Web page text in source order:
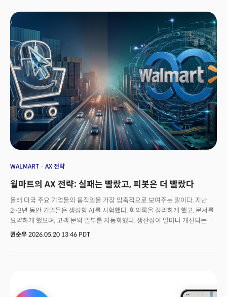
실시간으로 벌어지는 정보까지 확인, 정확한 답변을 제시할 수 있게 된
것이다. 이뿐만 아니다. 록웰 부사장이 “추첨이 열리면 신청하도록 알림을
줘”라고 말하자 시리는 곧바로 알림(reminder)을 설정했다. 아이폰 앱을
구동하는 작업까지 스스로 수행할 수 있게 됐다. 록웰에 이어 등장한 저스틴
티티 인텔리전트 시스템 경험 엔지니어링 시니어 디렉터는 시리 AI를 활용해
‘FIFA 2026’ 월드컵 일정을 조회한 후 시청 파티 계획을 세우고, 대진을
이루는 두 나라의 음식 메뉴까지 추천받는 시연을 진행했다. 역시 화면에
손가락 하나 대지 않은 채 대화만으로 진행한 작업이었다.
WALMART AX 전략
월마트의 AX 전략: 실패는 빨랐고, 피봇은 더 빨랐다
올해 미국 주요 기업들의 움직임을 가장 압축적으로 보여주는 말이다. 지난
2~3년 동안 기업들은 생성형 AI를 시험했다. 회의록을 정리하게 했고, 문서를
요약하게 했으며, 고객 문의 일부를 자동화했다. 생산성이 얼마나 개선되는지,
비용을 얼마나 줄일 수 있는지 확인하는 시간이 이어졌다.이제 분위기는
실제 투자와 조직 개편, 운영 전략으로 이어지는 이유다.숫자가 이를 반영한다.
권순우 2026.05.20 13:46 PDT